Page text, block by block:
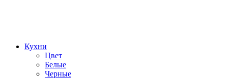
Кухни
Цвет
Белые
Черные